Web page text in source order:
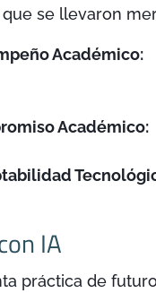
se llevaron
Académico:
Académico:
IA
práctica de